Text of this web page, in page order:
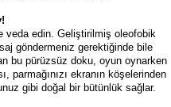
veda edin. Geliştirilmiş oleofobik
göndermeniz gerektiğinde bile
bu pürüzsüz doku, oyun oynarken
parmağınızı ekranın köşelerinden
gibi doğal bir bütünlük sağlar.